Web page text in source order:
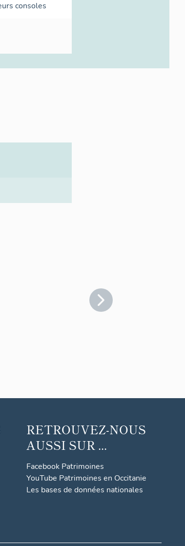
consoles
RETROUVEZ-NOUS
AUSSI SUR ...
Facebook Patrimoines
YouTube Patrimoines en Occitanie
Les bases de données nationales